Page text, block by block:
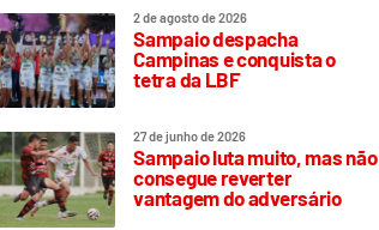
2 de agosto de 2026
Sampaio despacha
Campinas e conquista o
tetra da LBF
27 de junho de 2026
Sampaio luta muito, mas não
consegue reverter
vantagem do adversário